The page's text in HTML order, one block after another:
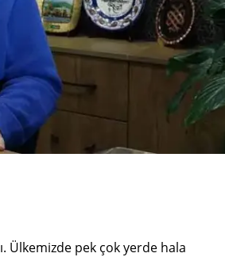
Ülkemizde pek çok yerde hala